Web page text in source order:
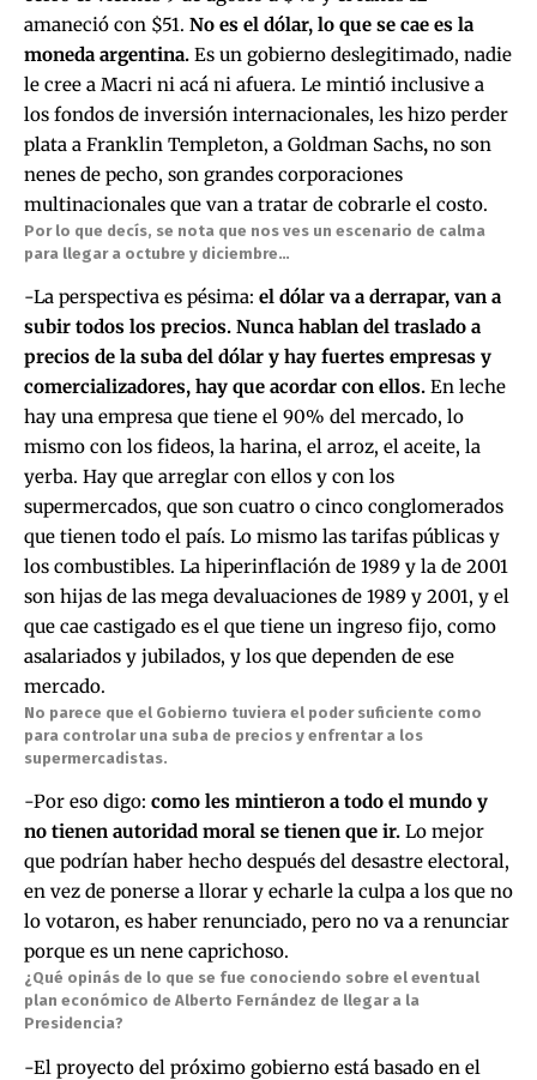
amaneció con $51. No es el dólar, lo que se cae es la
moneda argentina. Es un gobierno deslegitimado, nadie
le cree a Macri ni acá ni afuera. Le mintió inclusive a
los fondos de inversión internacionales, les hizo perder
plata a Franklin Templeton, a Goldman Sachs, no son
nenes de pecho, son grandes corporaciones
multinacionales que van a tratar de cobrarle el costo.
Por lo que decís, se nota que nos ves un escenario de calma
para llegar a octubre y diciembre…
-La perspectiva es pésima: el dólar va a derrapar, van a
subir todos los precios. Nunca hablan del traslado a
precios de la suba del dólar y hay fuertes empresas y
comercializadores, hay que acordar con ellos. En leche
hay una empresa que tiene el 90% del mercado, lo
mismo con los fideos, la harina, el arroz, el aceite, la
yerba. Hay que arreglar con ellos y con los
supermercados, que son cuatro o cinco conglomerados
que tienen todo el país. Lo mismo las tarifas públicas y
los combustibles. La hiperinflación de 1989 y la de 2001
son hijas de las mega devaluaciones de 1989 y 2001, y el
que cae castigado es el que tiene un ingreso fijo, como
asalariados y jubilados, y los que dependen de ese
mercado.
No parece que el Gobierno tuviera el poder suficiente como
para controlar una suba de precios y enfrentar a los
supermercadistas.
-Por eso digo: como les mintieron a todo el mundo y
no tienen autoridad moral se tienen que ir. Lo mejor
que podrían haber hecho después del desastre electoral,
en vez de ponerse a llorar y echarle la culpa a los que no
lo votaron, es haber renunciado, pero no va a renunciar
porque es un nene caprichoso.
¿Qué opinás de lo que se fue conociendo sobre el eventual
plan económico de Alberto Fernández de llegar a la
Presidencia?
-El proyecto del próximo gobierno está basado en el